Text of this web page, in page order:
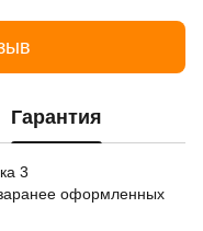
Гарантия
3
оформленных